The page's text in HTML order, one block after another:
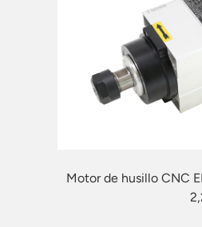
Motor de husillo CNC